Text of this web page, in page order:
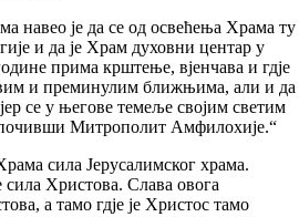
навео је да се од освећења Храма ту
и да је Храм духовни центар у
прима крштење, вјенчава и гдје
и преминулим ближњима, али и да
се у његове темеље својим светим
Митрополит Амфилохије.“
сила Јерусалимског храма.
Христова. Слава овога
а тамо гдје је Христос тамо